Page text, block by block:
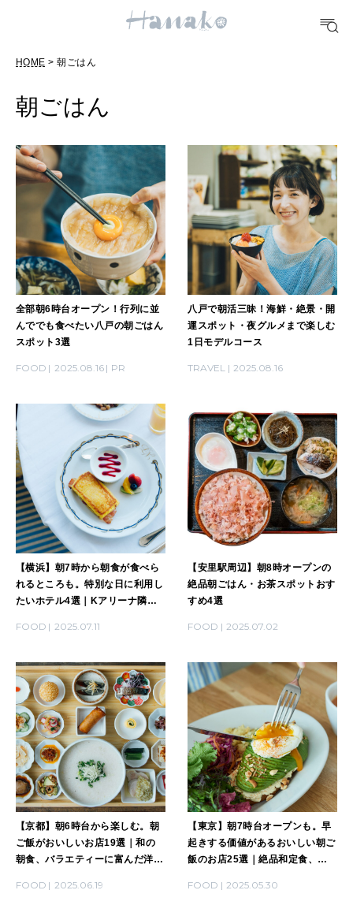
どこ行く？
FORTUNE
明日のわたし
[12星座別] Weekly Holoscope
[12星座別] Monthly Love Holoscope
女神まり愛のタロットメッセージ
算命学がわかる今月のあなた
HEALTH
自分にやさしく
LEARN
MAMA
ママもいろいろ
SUSTAINABLE
わたしができること
CULTURE
WORK&MONEY
いい人生って？
MAGAZINE
2026年9月号「北海道 おいしく遊ぶ、夏のご褒美旅。」
2026年8月号『お茶の時間です。』
2026年7月号「鎌倉 ローカルが 教えてくれた 本当の歩き方。」
MAGAZINE MOOK
HOME > 朝ごはん
朝ごはん
全部朝6時台オープン！行列に並
んででも食べたい八戸の朝ごはん
スポット3選
FOOD 2025.08.16 PR
八戸で朝活三昧！海鮮・絶景・開
運スポット・夜グルメまで楽しむ
1日モデルコース
TRAVEL 2025.08.16
【横浜】朝7時から朝食が食べら
れるところも。特別な日に利用し
たいホテル4選｜Kアリーナ隣接
FOOD 2025.07.11
【安里駅周辺】朝8時オープンの
絶品朝ごはん・お茶スポットおす
すめ4選
FOOD 2025.07.02
【京都】朝6時台から楽しむ。朝
ご飯がおいしいお店19選｜和の
朝食、バラエティーに富んだ洋の
FOOD 2025.06.19
【東京】朝7時台オープンも。早
起きする価値があるおいしい朝ご
飯のお店25選｜絶品和定食、体
FOOD 2025.05.30